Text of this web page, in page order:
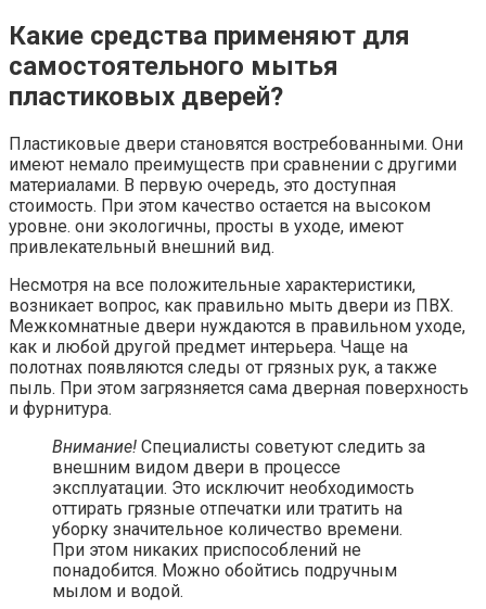
Какие средства применяют для
самостоятельного мытья
пластиковых дверей?
Пластиковые двери становятся востребованными. Они
имеют немало преимуществ при сравнении с другими
материалами. В первую очередь, это доступная
стоимость. При этом качество остается на высоком
уровне. они экологичны, просты в уходе, имеют
привлекательный внешний вид.
Несмотря на все положительные характеристики,
возникает вопрос, как правильно мыть двери из ПВХ.
Межкомнатные двери нуждаются в правильном уходе,
как и любой другой предмет интерьера. Чаще на
полотнах появляются следы от грязных рук, а также
пыль. При этом загрязняется сама дверная поверхность
и фурнитура.
Внимание! Специалисты советуют следить за
внешним видом двери в процессе
эксплуатации. Это исключит необходимость
оттирать грязные отпечатки или тратить на
уборку значительное количество времени.
При этом никаких приспособлений не
понадобится. Можно обойтись подручным
мылом и водой.